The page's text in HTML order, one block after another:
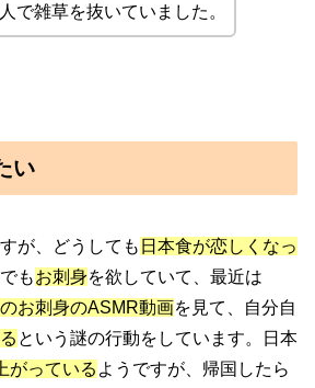
で雑草を抜いていました。
い
が、どうしても 日本食が恋しくなっ
もお刺身を欲していて、最近は
お刺身のASMR動画を見て、自分自
という謎の行動をしています。日本
がっている ようですが、帰国したら